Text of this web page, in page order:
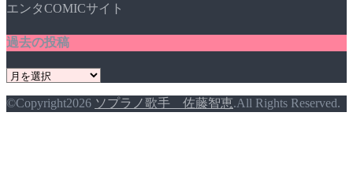
ー
エンタCOMICサイト
過去の投稿
過
の
©Copyright2026 ソプラノ歌手 佐藤智恵.All Rights Reserved.